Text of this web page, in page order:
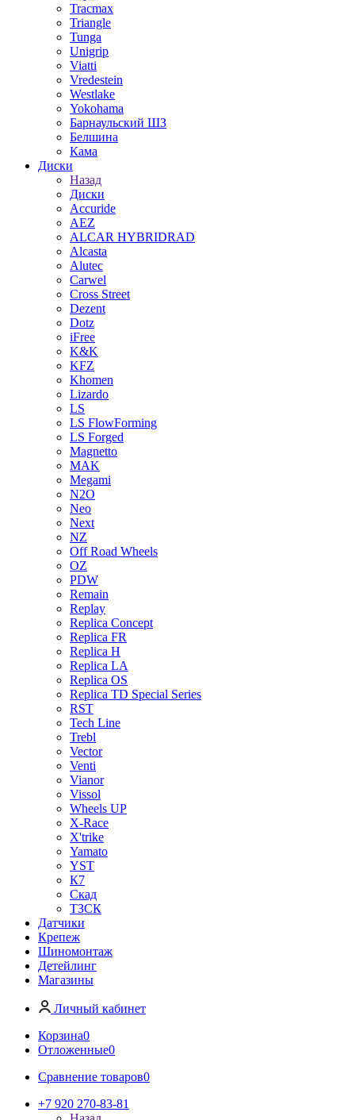
Tracmax
Triangle
Tunga
Unigrip
Viatti
Vredestein
Westlake
Yokohama
Барнаульский ШЗ
Белшина
Кама
Диски
Назад
Диски
Accuride
AEZ
ALCAR HYBRIDRAD
Alcasta
Alutec
Carwel
Cross Street
Dezent
Dotz
iFree
K&K
KFZ
Khomen
Lizardo
LS
LS FlowForming
LS Forged
Magnetto
MAK
Megami
N2O
Neo
Next
NZ
Off Road Wheels
OZ
PDW
Remain
Replay
Replica Concept
Replica FR
Replica H
Replica LA
Replica OS
Replica TD Special Series
RST
Tech Line
Trebl
Vector
Venti
Vianor
Vissol
Wheels UP
X-Race
X'trike
Yamato
YST
К7
Скад
ТЗСК
Датчики
Крепеж
Шиномонтаж
Детейлинг
Магазины
Личный кабинет
Корзина0
Отложенные0
Сравнение товаров0
+7 920 270-83-81